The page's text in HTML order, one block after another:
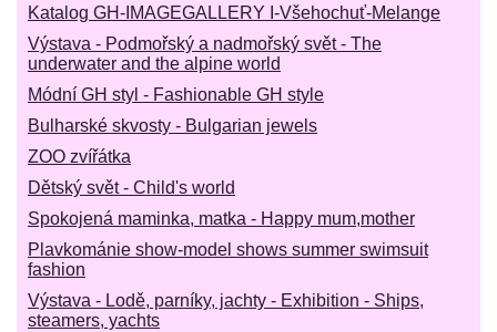
Katalog GH-IMAGEGALLERY I-Všehochuť-Melange
Výstava - Podmořský a nadmořský svět - The
underwater and the alpine world
Módní GH styl - Fashionable GH style
Bulharské skvosty - Bulgarian jewels
ZOO zvířátka
Dětský svět - Child's world
Spokojená maminka, matka - Happy mum,mother
Plavkománie show-model shows summer swimsuit
fashion
Výstava - Lodě, parníky, jachty - Exhibition - Ships,
steamers, yachts